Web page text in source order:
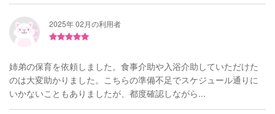
2025年 02月の利用者
姉弟の保育を依頼しました。食事介助や入浴介助していただけた
のは大変助かりました。こちらの準備不足でスケジュール通りに
いかないこともありましたが、都度確認しながら...